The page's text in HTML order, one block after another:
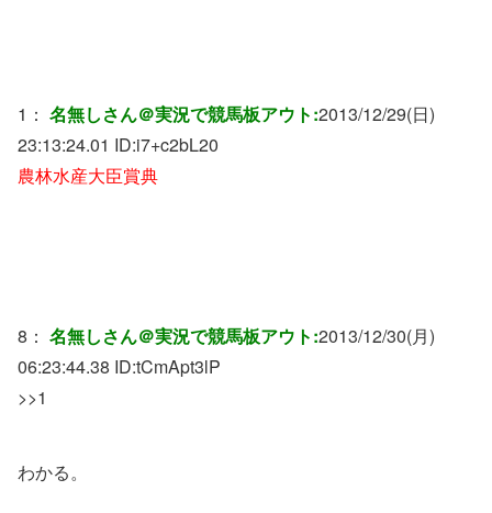
1： 名無しさん＠実況で競馬板アウト:2013/12/29(日)
23:13:24.01 ID:i7+c2bL20
農林水産大臣賞典
8： 名無しさん＠実況で競馬板アウト:2013/12/30(月)
06:23:44.38 ID:tCmApt3lP
>>1
わかる。